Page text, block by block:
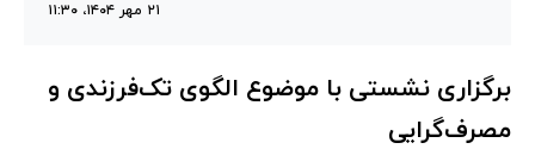
۲۱ مهر ۱۴۰۴، ۱۱:۳۰
برگزاری نشستی با موضوع الگوی تک‌فرزندی و
مصرف‌گرایی